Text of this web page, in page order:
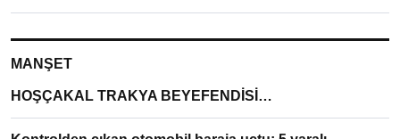
MANŞET
HOŞÇAKAL TRAKYA BEYEFENDİSİ…